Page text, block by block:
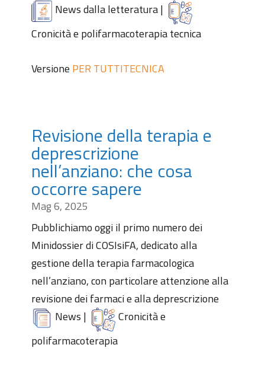
News dalla letteratura|
Cronicità e polifarmacoterapia tecnica
Versione PER TUTTITECNICA
Revisione della terapia e
deprescrizione
nell’anziano: che cosa
occorre sapere
Mag 6, 2025
Pubblichiamo oggi il primo numero dei
Minidossier di COSIsiFA, dedicato alla
gestione della terapia farmacologica
nell’anziano, con particolare attenzione alla
revisione dei farmaci e alla deprescrizione
News |
Cronicità e
polifarmacoterapia